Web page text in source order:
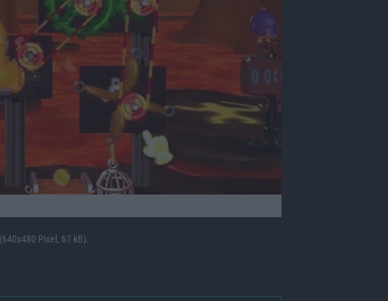
(640x480 Pixel, 67 kB).